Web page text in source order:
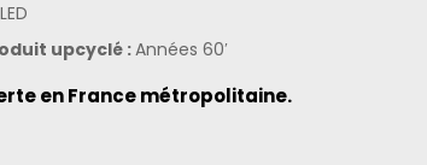
LED
upcyclé :Années 60′
en France métropolitaine.